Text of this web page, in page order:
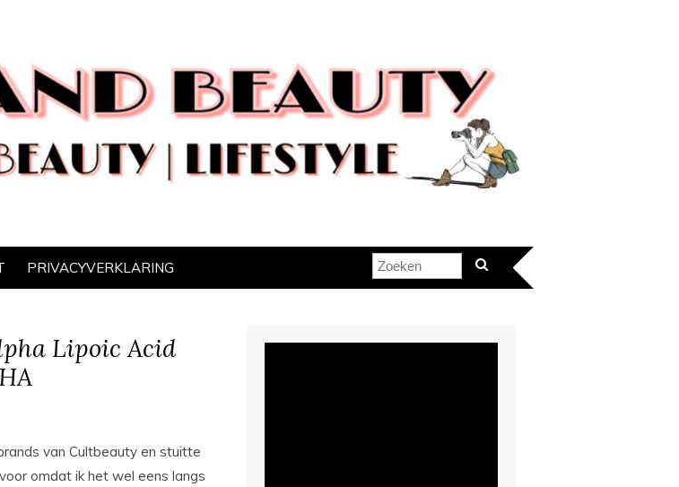
PRIVACYVERKLARING
Lipoic Acid
van Cultbeauty en stuitte
omdat ik het wel eens langs